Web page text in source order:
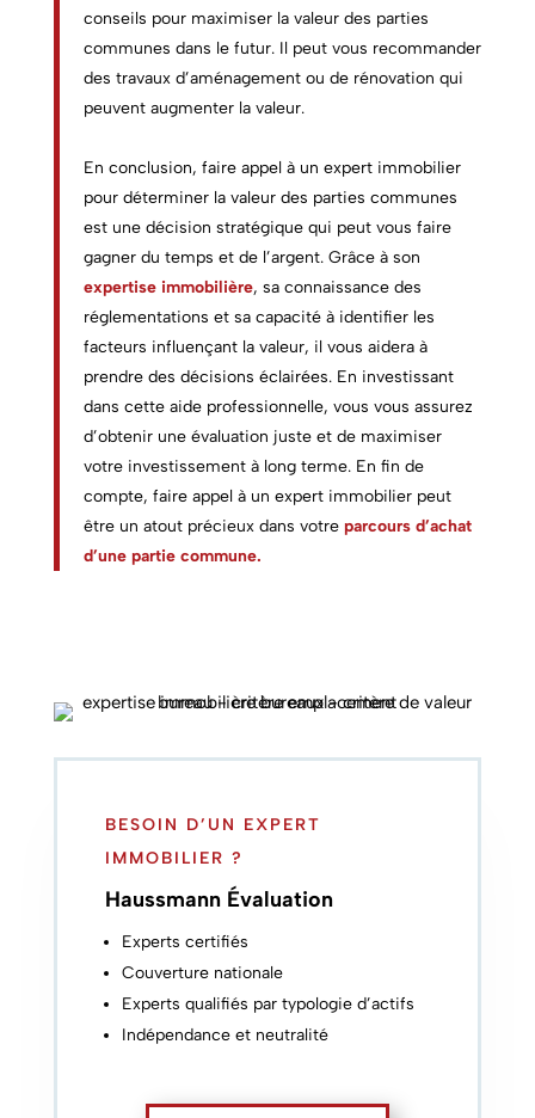
conseils pour maximiser la valeur des parties
communes dans le futur. Il peut vous recommander
des travaux d’aménagement ou de rénovation qui
peuvent augmenter la valeur.
En conclusion, faire appel à un expert immobilier
pour déterminer la valeur des parties communes
est une décision stratégique qui peut vous faire
gagner du temps et de l’argent. Grâce à son
expertise immobilière, sa connaissance des
réglementations et sa capacité à identifier les
facteurs influençant la valeur, il vous aidera à
prendre des décisions éclairées. En investissant
dans cette aide professionnelle, vous vous assurez
d’obtenir une évaluation juste et de maximiser
votre investissement à long terme. En fin de
compte, faire appel à un expert immobilier peut
être un atout précieux dans votre parcours d’achat
d’une partie commune.
BESOIN D’UN EXPERT
IMMOBILIER ?
Haussmann Évaluation
Experts certifiés
Couverture nationale
Experts qualifiés par typologie d’actifs
Indépendance et neutralité